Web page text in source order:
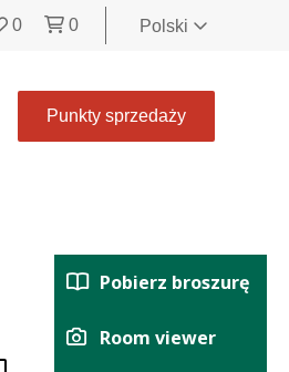
0 0
Polski
United
Kingdom
Nederland
Français
Punkty sprzedaży
Pobierz broszurę
Room viewer